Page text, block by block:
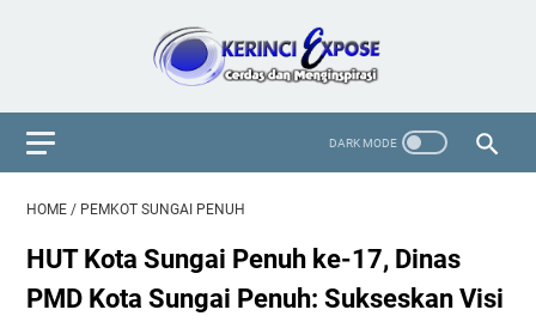
HOME / PEMKOT SUNGAI PENUH
HUT Kota Sungai Penuh ke-17, Dinas
PMD Kota Sungai Penuh: Sukseskan Visi